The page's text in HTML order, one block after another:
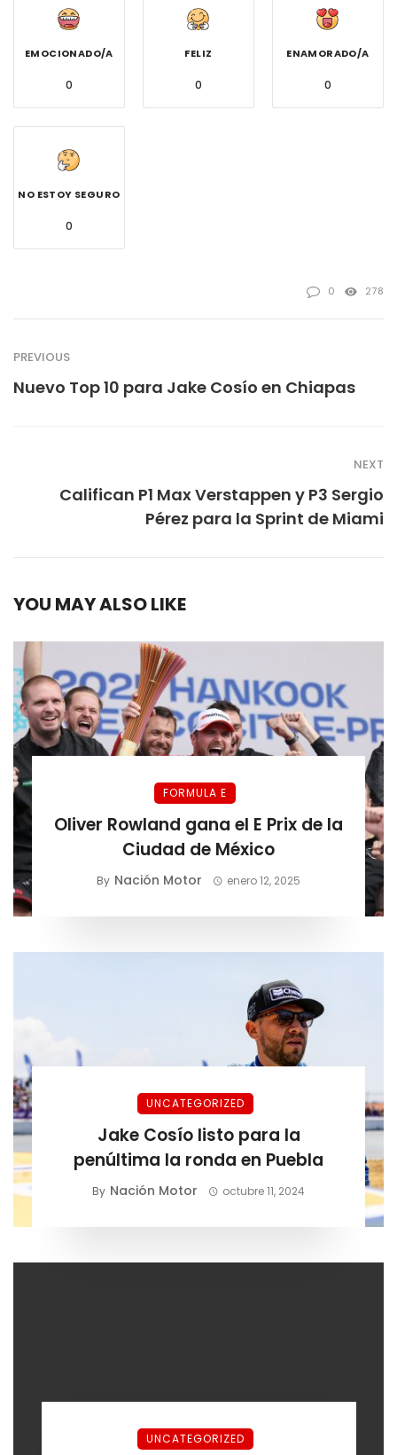
EMOCIONADO/A
0
FELIZ
0
ENAMORADO/A
0
NO ESTOY SEGURO
0
0 278
PREVIOUS
Nuevo Top 10 para Jake Cosío en Chiapas
NEXT
Califican P1 Max Verstappen y P3 Sergio
Pérez para la Sprint de Miami
YOU MAY ALSO LIKE
FORMULA E
Oliver Rowland gana el E Prix de la
Ciudad de México
By Nación Motor enero 12, 2025
UNCATEGORIZED
Jake Cosío listo para la
penúltima la ronda en Puebla
By Nación Motor octubre 11, 2024
UNCATEGORIZED